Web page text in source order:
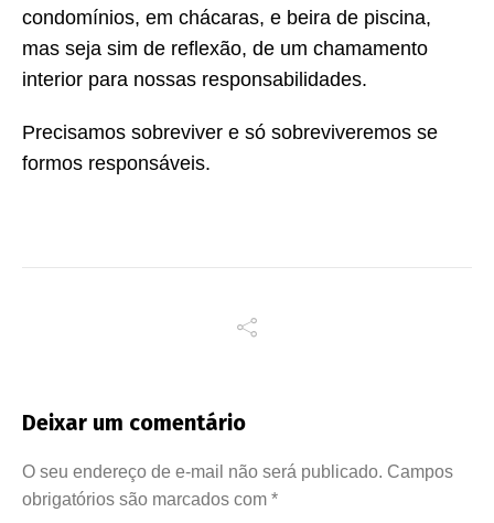
condomínios, em chácaras, e beira de piscina,
mas seja sim de reflexão, de um chamamento
interior para nossas responsabilidades.
Precisamos sobreviver e só sobreviveremos se
formos responsáveis.
Deixar um comentário
O seu endereço de e-mail não será publicado. Campos
obrigatórios são marcados com *